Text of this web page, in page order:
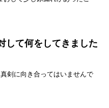
して何をしてきました
剣に向き合ってはいませんで